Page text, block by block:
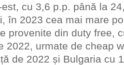
cu 3,6 p.p. până la
în 2023 cea mai mare
provenite din duty free,
2022, urmate de cheap
de 2022 și Bulgaria cu